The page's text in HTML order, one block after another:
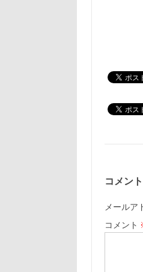
コメン
メールア
コメント